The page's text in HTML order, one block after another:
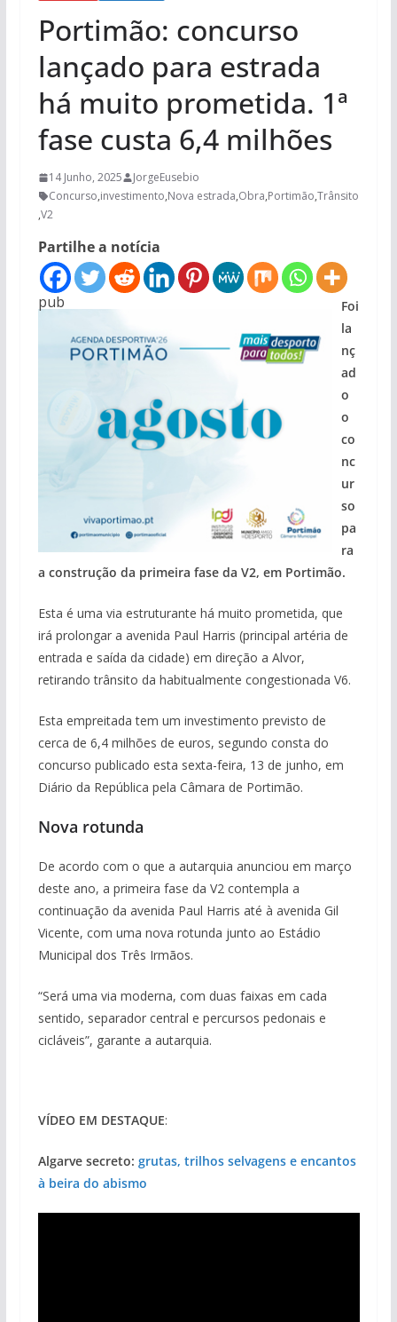
Portimão: concurso
lançado para estrada
há muito prometida. 1ª
fase custa 6,4 milhões
14 Junho, 2025
JorgeEusebio
Concurso,investimento,Nova estrada,Obra,Portimão,Trânsito
,V2
Partilhe a notícia
pub
Foi
la
nç
ad
o
o
co
nc
ur
so
pa
ra
a construção da primeira fase da V2, em Portimão.
Esta é uma via estruturante há muito prometida, que
irá prolongar a avenida Paul Harris (principal artéria de
entrada e saída da cidade) em direção a Alvor,
retirando trânsito da habitualmente congestionada V6.
Esta empreitada tem um investimento previsto de
cerca de 6,4 milhões de euros, segundo consta do
concurso publicado esta sexta-feira, 13 de junho, em
Diário da República pela Câmara de Portimão.
Nova rotunda
De acordo com o que a autarquia anunciou em março
deste ano, a primeira fase da V2 contempla a
continuação da avenida Paul Harris até à avenida Gil
Vicente, com uma nova rotunda junto ao Estádio
Municipal dos Três Irmãos.
“Será uma via moderna, com duas faixas em cada
sentido, separador central e percursos pedonais e
cicláveis”, garante a autarquia.
VÍDEO EM DESTAQUE:
Algarve secreto: grutas, trilhos selvagens e encantos
à beira do abismo